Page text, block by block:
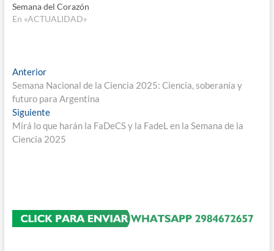
Semana del Corazón
En «ACTUALIDAD»
Navegación
de
entradas
AnteriorEntrada
anterior:
Semana Nacional de la Ciencia 2025: Ciencia, soberanía y
futuro para Argentina
SiguienteEntrada
siguiente:
Mirá lo que harán la FaDeCS y la FadeL en la Semana de la
Ciencia 2025